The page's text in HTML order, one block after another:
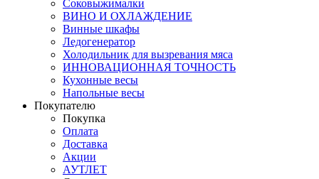
Соковыжималки
ВИНО И ОХЛАЖДЕНИЕ
Винные шкафы
Ледогенератор
Холодильник для вызревания мяса
ИННОВАЦИОННАЯ ТОЧНОСТЬ
Кухонные весы
Напольные весы
Покупателю
Покупка
Оплата
Доставка
Акции
АУТЛЕТ